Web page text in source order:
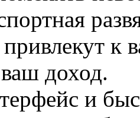
к
доход.
и